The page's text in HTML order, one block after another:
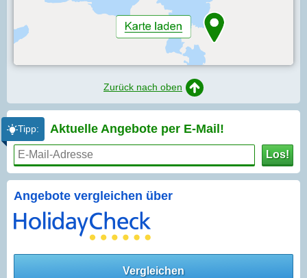
Zurück nach oben
Tipp: Aktuelle Angebote per E-Mail!
Los!
Angebote vergleichen über
Vergleichen